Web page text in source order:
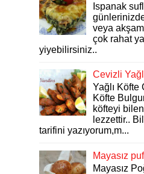
Ispanak
veya
çok rahat
yiyebilirsiniz..
Cevizli
Yağlı Köfte
Köfte
köfteyi
lezzettir..
tarifini yazıyorum,m...
Mayasız
Mayasız